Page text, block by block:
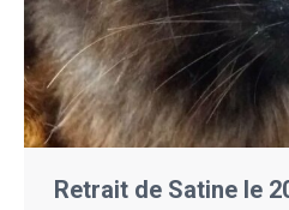
Retrait de Satine le